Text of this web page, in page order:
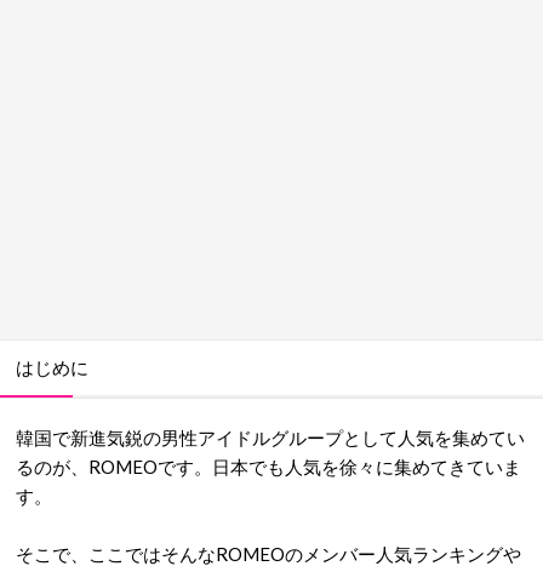
はじめに
韓国で新進気鋭の男性アイドルグループとして人気を集めてい
るのが、ROMEOです。日本でも人気を徐々に集めてきていま
す。
そこで、ここではそんなROMEOのメンバー人気ランキングや